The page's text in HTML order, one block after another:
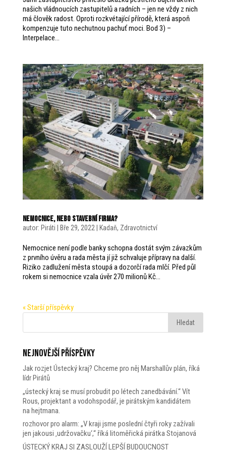
našich vládnoucích zastupitelů a radních – jen ne vždy z nich
má člověk radost. Oproti rozkvétající přírodě, která aspoň
kompenzuje tuto nechutnou pachuť moci. Bod 3) –
Interpelace...
Nemocnice, nebo stavební firma?
autor: Piráti Bře 29, 2022 Kadaň, Zdravotnictví
Nemocnice není podle banky schopna dostát svým závazkům
z prvního úvěru a rada města jí již schvaluje přípravy na další.
Riziko zadlužení města stoupá a dozorčí rada mlčí. Před půl
rokem si nemocnice vzala úvěr 270 milionů Kč...
« Starší příspěvky
Nejnovější příspěvky
Jak rozjet Ústecký kraj? Chceme pro něj Marshallův plán, říká
lídr Pirátů
„ústecký kraj se musí probudit po létech zanedbávání.“ Vít
Rous, projektant a vodohspodář, je pirátským kandidátem
na hejtmana.
rozhovor pro alarm: „V kraji jsme poslední čtyři roky zažívali
jen jakousi ‚udržovačku‘,“ říká litoměřická pirátka Stojanová
ÚSTECKÝ KRAJ SI ZASLOUŽÍ LEPŠÍ BUDOUCNOST